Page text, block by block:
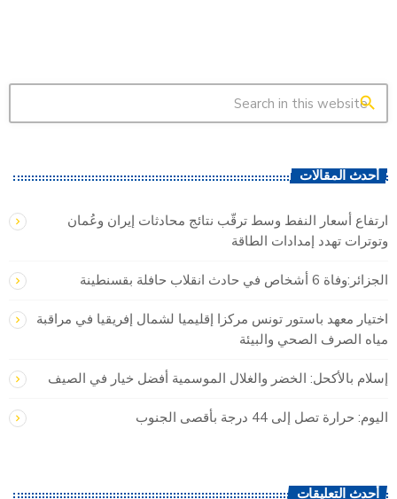
search
أحدث المقالات
ارتفاع أسعار النفط وسط ترقّب نتائج محادثات إيران وعُمان
وتوترات تهدد إمدادات الطاقة
الجزائر:وفاة 6 أشخاص في حادث انقلاب حافلة بقسنطينة
اختيار معهد باستور تونس مركزا إقليميا لشمال إفريقيا في مراقبة
مياه الصرف الصحي والبيئة
إسلام بالأكحل: الخضر والغلال الموسمية أفضل خيار في الصيف
اليوم: حرارة تصل إلى 44 درجة بأقصى الجنوب
أحدث التعليقات